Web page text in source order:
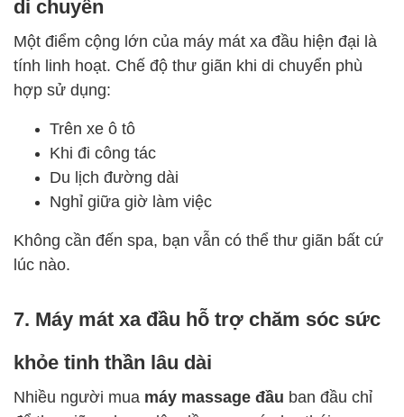
di chuyển
Một điểm cộng lớn của máy mát xa đầu hiện đại là
tính linh hoạt. Chế độ thư giãn khi di chuyển phù
hợp sử dụng:
Trên xe ô tô
Khi đi công tác
Du lịch đường dài
Nghỉ giữa giờ làm việc
Không cần đến spa, bạn vẫn có thể thư giãn bất cứ
lúc nào.
7. Máy mát xa đầu hỗ trợ chăm sóc sức
khỏe tinh thần lâu dài
Nhiều người mua máy massage đầu ban đầu chỉ